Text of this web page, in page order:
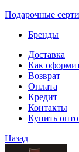
Подарочные
Бренды
Доставка
Как
Возврат
Оплата
Кредит
Контакты
Купить
Назад